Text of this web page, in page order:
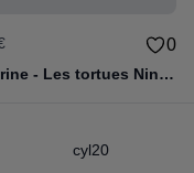
0
Figurine - Les tortues Ninja - Raphael
cyl20